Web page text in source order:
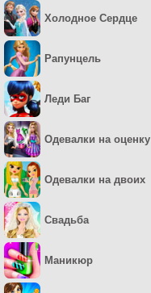
Холодное Сердце
Рапунцель
Леди Баг
Одевалки на оценку
Одевалки на двоих
Свадьба
Маникюр